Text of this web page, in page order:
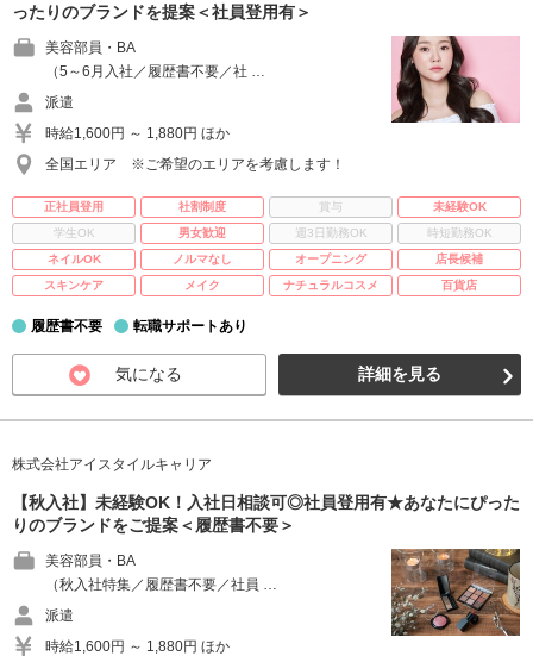
ったりのブランドを提案＜社員登用有＞
美容部員・BA
（5～6月入社／履歴書不要／社 …
派遣
時給1,600円 ～ 1,880円 ほか
全国エリア ※ご希望のエリアを考慮します！
正社員登用 社割制度 賞与
未経験OK
学生OK
男女歓迎 週3日勤務OK
時短勤務OK
ネイルOK
ノルマなし オープニング
店長候補
スキンケア
メイク ナチュラルコスメ 百貨店
履歴書不要 転職サポートあり
気になる 詳細を見る
株式会社アイスタイルキャリア
【秋入社】未経験OK！入社日相談可◎社員登用有★あなたにぴった
りのブランドをご提案＜履歴書不要＞
美容部員・BA
（秋入社特集／履歴書不要／社員 …
派遣
時給1,600円 ～ 1,880円 ほか